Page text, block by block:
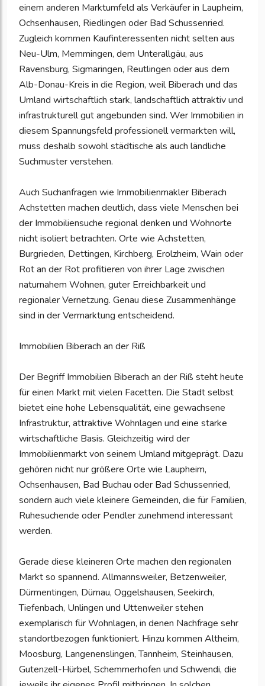
einem anderen Marktumfeld als Verkäufer in Laupheim,
Ochsenhausen, Riedlingen oder Bad Schussenried.
Zugleich kommen Kaufinteressenten nicht selten aus
Neu-Ulm, Memmingen, dem Unterallgäu, aus
Ravensburg, Sigmaringen, Reutlingen oder aus dem
Alb-Donau-Kreis in die Region, weil Biberach und das
Umland wirtschaftlich stark, landschaftlich attraktiv und
infrastrukturell gut angebunden sind. Wer Immobilien in
diesem Spannungsfeld professionell vermarkten will,
muss deshalb sowohl städtische als auch ländliche
Suchmuster verstehen.
Auch Suchanfragen wie Immobilienmakler Biberach
Achstetten machen deutlich, dass viele Menschen bei
der Immobiliensuche regional denken und Wohnorte
nicht isoliert betrachten. Orte wie Achstetten,
Burgrieden, Dettingen, Kirchberg, Erolzheim, Wain oder
Rot an der Rot profitieren von ihrer Lage zwischen
naturnahem Wohnen, guter Erreichbarkeit und
regionaler Vernetzung. Genau diese Zusammenhänge
sind in der Vermarktung entscheidend.
Immobilien Biberach an der Riß
Der Begriff Immobilien Biberach an der Riß steht heute
für einen Markt mit vielen Facetten. Die Stadt selbst
bietet eine hohe Lebensqualität, eine gewachsene
Infrastruktur, attraktive Wohnlagen und eine starke
wirtschaftliche Basis. Gleichzeitig wird der
Immobilienmarkt von seinem Umland mitgeprägt. Dazu
gehören nicht nur größere Orte wie Laupheim,
Ochsenhausen, Bad Buchau oder Bad Schussenried,
sondern auch viele kleinere Gemeinden, die für Familien,
Ruhesuchende oder Pendler zunehmend interessant
werden.
Gerade diese kleineren Orte machen den regionalen
Markt so spannend. Allmannsweiler, Betzenweiler,
Dürmentingen, Dürnau, Oggelshausen, Seekirch,
Tiefenbach, Unlingen und Uttenweiler stehen
exemplarisch für Wohnlagen, in denen Nachfrage sehr
standortbezogen funktioniert. Hinzu kommen Altheim,
Moosburg, Langenenslingen, Tannheim, Steinhausen,
Gutenzell-Hürbel, Schemmerhofen und Schwendi, die